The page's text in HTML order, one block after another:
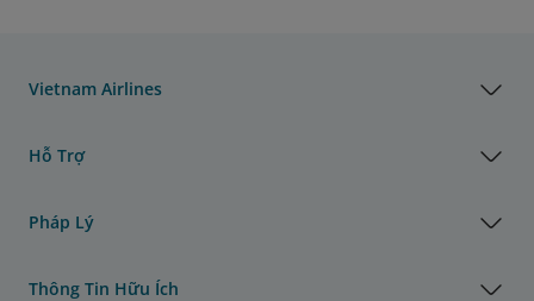
Vietnam Airlines
Hỗ Trợ
Pháp Lý
Thông Tin Hữu Ích